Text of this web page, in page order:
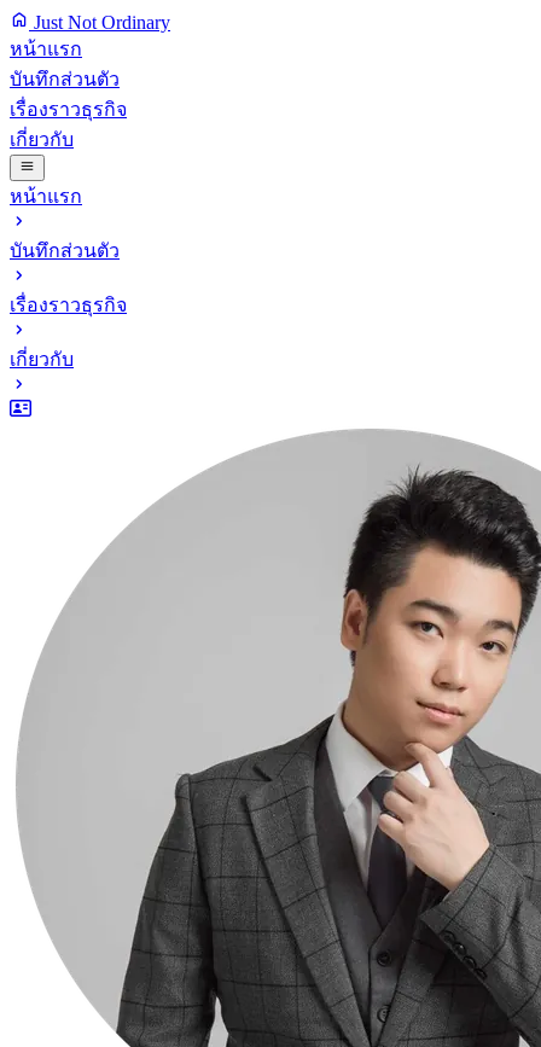
Just Not Ordinary
หน้าแรก
บันทึกส่วนตัว
เรื่องราวธุรกิจ
เกี่ยวกับ
หน้าแรก
บันทึกส่วนตัว
เรื่องราวธุรกิจ
เกี่ยวกับ